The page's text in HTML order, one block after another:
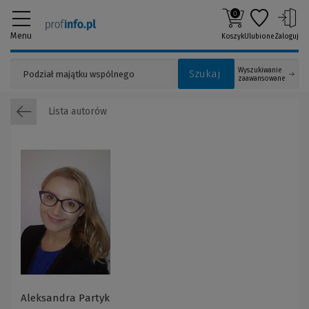
Menu
Szukaj
Wyszukiwanie
zaawansowane
0
KoszykUlubioneZaloguj
Aleksandra Partyk
Lista autorów